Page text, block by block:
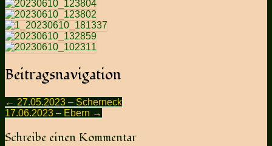
Beitragsnavigation
← 27.05.2023 – Scherneck
17.06.2023 – Ebern →
Schreibe einen Kommentar